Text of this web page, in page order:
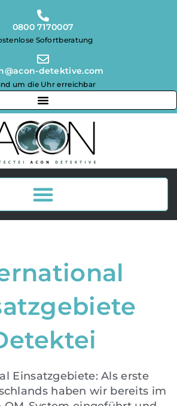
0800 7170007
Sofortberatung
detektive.com
um die Uhr erreichbar
Einsatzgebiete: Als erste
haben wir bereits im